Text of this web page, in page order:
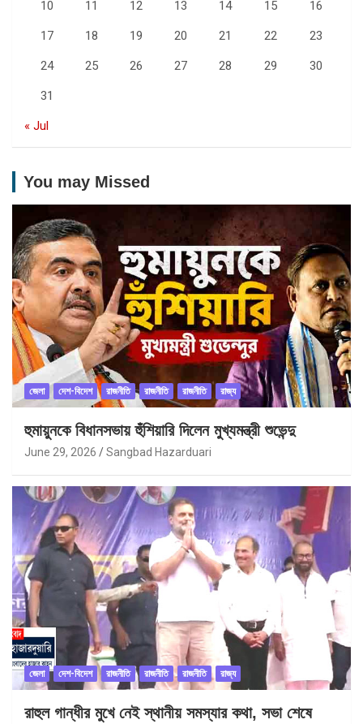
10 11 12 13 14 15 16
17 18 19 20 21 22 23
24 25 26 27 28 29 30
31
« Jul
You may Missed
জেলা দেশ-বিদেশ রাজনীতি রাজনীতি রাজনীতি রাজ্য
হুমায়ুনকে বিধানসভায় হুঁশিয়ারি দিলেন মুখ্যমন্ত্রী শুভেন্দু
June 29, 2026 Sangbad Hazarduari
জেলা দেশ-বিদেশ রাজনীতি রাজনীতি রাজনীতি রাজ্য
রাহুল গান্ধীর মুখে নেই স্থানীয় সমস্যার কথা, সভা শেষে